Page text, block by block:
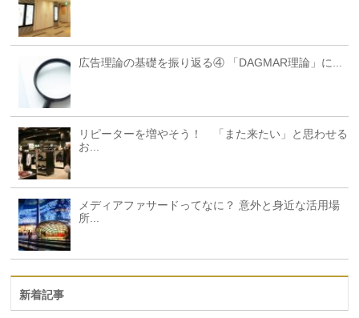
広告理論の基礎を振り返る④ 「DAGMAR理論」に...
リピーターを増やそう！ 「また来たい」と思わせる
お...
メディアファサードってなに？ 意外と身近な活用場
所...
新着記事